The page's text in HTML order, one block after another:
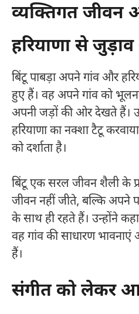
व्यक्तिगत जीवन
हरियाणा से
बिंटू पाबड़ा अपने गांव और
हुए हैं। वह अपने गांव को
अपनी जड़ों की ओर देखते हैं।
हरियाणा का नक्शा टैटू
को दर्शाता है।
बिंटू एक सरल जीवन शैली के
जीवन नहीं जीते, बल्कि अपने
के साथ ही रहते हैं। उन्होंने
वह गांव की साधारण
हैं।
संगीत को लेकर